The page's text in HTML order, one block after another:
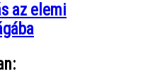
az elemi